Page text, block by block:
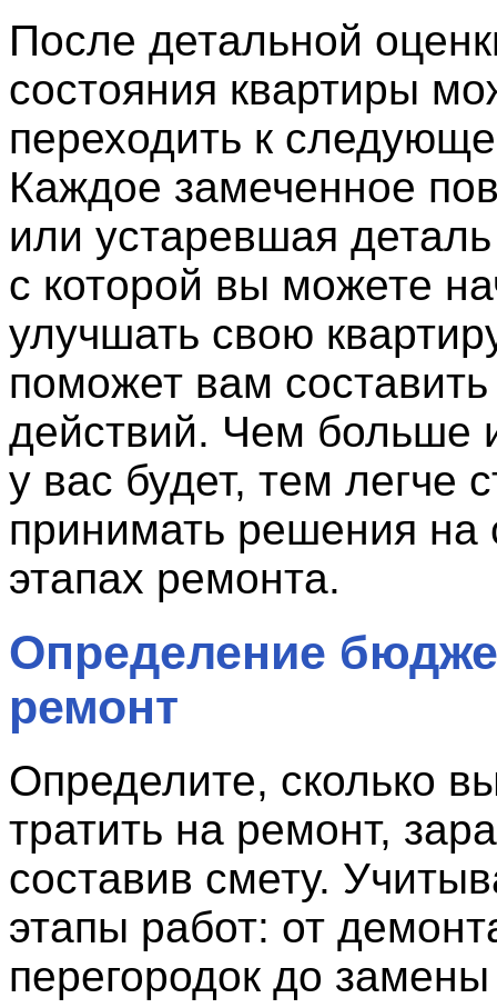
После детальной
состояния квартиры
переходить к
Каждое замеченное
или устаревшая деталь
с которой вы можете
улучшать свою
поможет вам
действий. Чем больше
у вас будет, тем легче
принимать решения
этапах ремонта.
Определение
ремонт
Определите, сколько
тратить на ремонт,
составив смету.
этапы работ: от
перегородок до